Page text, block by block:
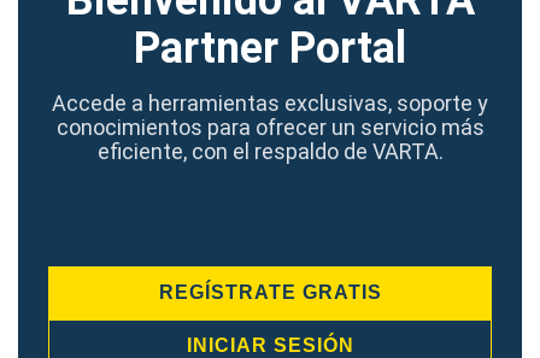
Partner Portal
Accede a herramientas exclusivas, soporte y
conocimientos para ofrecer un servicio más
eficiente, con el respaldo de VARTA.
INICIAR SESIÓN
REGÍSTRATE GRATIS